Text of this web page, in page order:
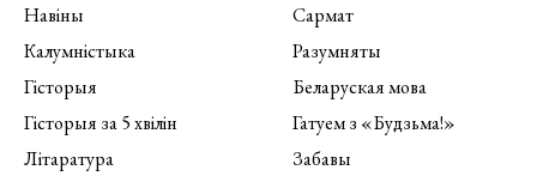
Навіны
Калумністыка
Гісторыя
Гісторыя за 5 хвілін
Літаратура
Сармат
Разумняты
Беларуская мова
Гатуем з «Будзьма!»
Забавы